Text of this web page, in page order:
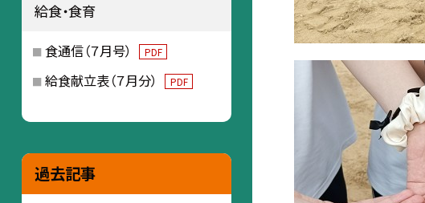
給食・食育
食通信（７月号） PDF
給食献立表（７月分） PDF
過去記事